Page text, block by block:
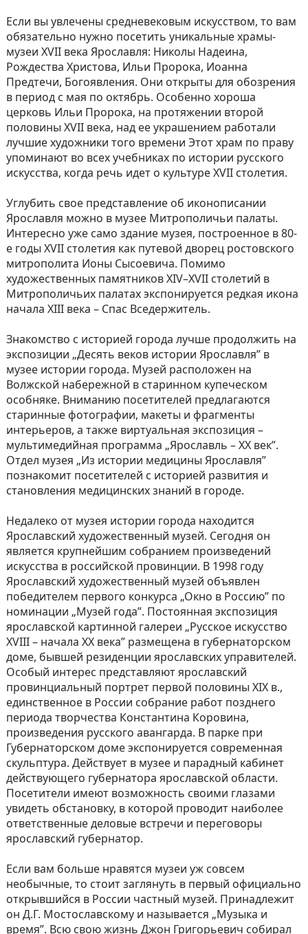
Если вы увлечены средневековым искусством, то вам
обязательно нужно посетить уникальные храмы-
музеи XVII века Ярославля: Николы Надеина,
Рождества Христова, Ильи Пророка, Иоанна
Предтечи, Богоявления. Они открыты для обозрения
в период с мая по октябрь. Особенно хороша
церковь Ильи Пророка, на протяжении второй
половины XVII века, над ее украшением работали
лучшие художники того времени Этот храм по праву
упоминают во всех учебниках по истории русского
искусства, когда речь идет о культуре XVII столетия.
Углубить свое представление об иконописании
Ярославля можно в музее Митрополичьи палаты.
Интересно уже само здание музея, построенное в 80-
е годы XVII столетия как путевой дворец ростовского
митрополита Ионы Сысоевича. Помимо
художественных памятников XIV–XVII столетий в
Митрополичьих палатах экспонируется редкая икона
начала XIII века – Спас Вседержитель.
Знакомство с историей города лучше продолжить на
экспозиции „Десять веков истории Ярославля” в
музее истории города. Музей расположен на
Волжской набережной в старинном купеческом
особняке. Вниманию посетителей предлагаются
старинные фотографии, макеты и фрагменты
интерьеров, а также виртуальная экспозиция –
мультимедийная программа „Ярославль – XX век”.
Отдел музея „Из истории медицины Ярославля”
познакомит посетителей с историей развития и
становления медицинских знаний в городе.
Недалеко от музея истории города находится
Ярославский художественный музей. Сегодня он
является крупнейшим собранием произведений
искусства в российской провинции. В 1998 году
Ярославский художественный музей объявлен
победителем первого конкурса „Окно в Россию” по
номинации „Музей года”. Постоянная экспозиция
ярославской картинной галереи „Русское искусство
XVIII – начала XX века” размещена в губернаторском
доме, бывшей резиденции ярославских управителей.
Особый интерес представляют ярославский
провинциальный портрет первой половины XIX в.,
единственное в России собрание работ позднего
периода творчества Константина Коровина,
произведения русского авангарда. В парке при
Губернаторском доме экспонируется современная
скульптура. Действует в музее и парадный кабинет
действующего губернатора ярославской области.
Посетители имеют возможность своими глазами
увидеть обстановку, в которой проводит наиболее
ответственные деловые встречи и переговоры
ярославский губернатор.
Если вам больше нравятся музеи уж совсем
необычные, то стоит заглянуть в первый официально
открывшийся в России частный музей. Принадлежит
он Д.Г. Мостославскому и называется „Музыка и
время”. Всю свою жизнь Джон Григорьевич собирал